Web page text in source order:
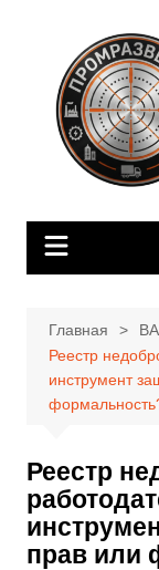
содержимому
Главная
Реестр
инструмент
Реестр
прав или